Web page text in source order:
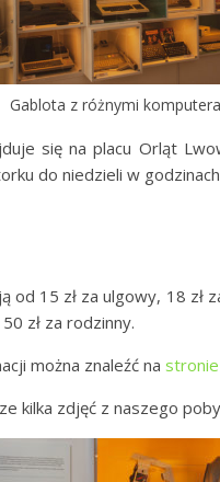
Gablota z różnymi
się na placu Orląt
do niedzieli w
od 15 zł za ulgowy, 18 zł
zł za rodzinny.
można znaleźć na
kilka zdjęć z naszego